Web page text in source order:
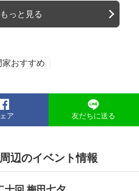
っと見る
家おすすめ
ア 友だちに送る
辺のイベント情報